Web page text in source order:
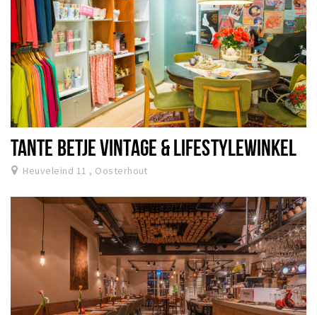
TANTE BETJE VINTAGE & LIFESTYLEWINKEL
Heuveleind 11 , Oosterhout